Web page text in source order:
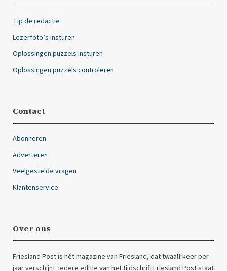
Tip de redactie
Lezerfoto’s insturen
Oplossingen puzzels insturen
Oplossingen puzzels controleren
Contact
Abonneren
Adverteren
Veelgestelde vragen
Klantenservice
Over ons
Friesland Post is hét magazine van Friesland, dat twaalf keer per
jaar verschijnt. Iedere editie van het tijdschrift Friesland Post staat